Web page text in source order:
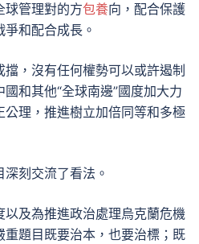
球管理對的方包養向，配合保護
和配合成長。
，沒有任何權勢可以或許遏制
和其他“全球南邊”國度加大力
理，推進樹立加倍同等和多極
刻交流了看法。
及為推進政治處理烏克蘭危機
題目既要治本，也要治標；既